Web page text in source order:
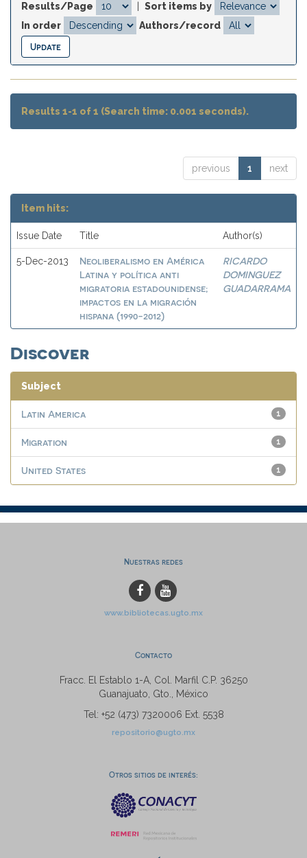
Results/Page
Sort items by
In order
Authors/record
Results 1-1 of 1 (Search time: 0.001 seconds).
previous 1 next
Item hits:
Issue Date Title Author(s)
5-Dec-2013
Neoliberalismo en América
Latina y política anti
migratoria estadounidense;
impactos en la migración
hispana (1990-2012)
RICARDO
DOMINGUEZ
GUADARRAMA
Discover
Subject
1
Latin America
1
Migration
1
United States
Nuestras redes
www.bibliotecas.ugto.mx
Contacto
Fracc. El Establo 1-A, Col. Marfil C.P. 36250
Guanajuato, Gto., México
Tel: +52 (473) 7320006 Ext. 5538
repositorio@ugto.mx
Otros sitios de interés: